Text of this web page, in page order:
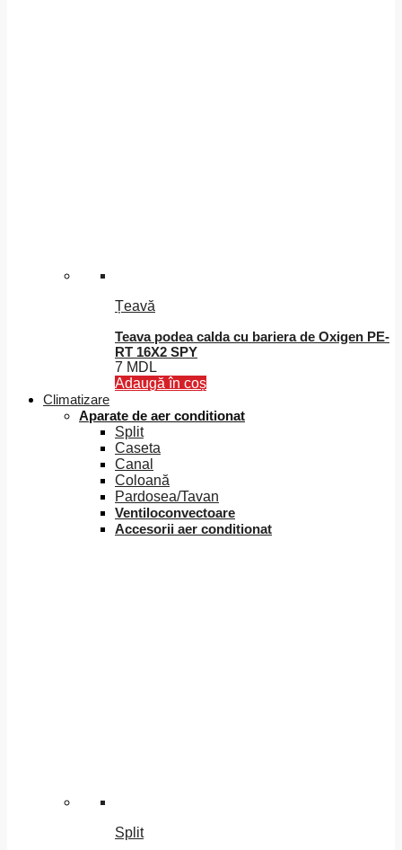
Țeavă
Teava podea calda cu bariera de Oxigen PE-
RT 16X2 SPY
7 MDL
Adaugă în coș
Climatizare
Aparate de aer conditionat
Split
Caseta
Canal
Coloană
Pardosea/Tavan
Ventiloconvectoare
Accesorii aer conditionat
Split